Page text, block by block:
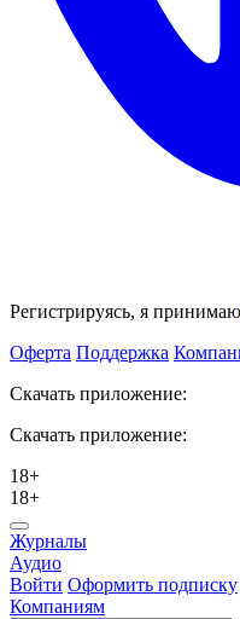
Регистрируясь, я принимаю
Оферта Поддержка
Скачать приложение:
Скачать приложение:
18+
18+
Журналы
Аудио
Войти Оформить подписку
Компаниям